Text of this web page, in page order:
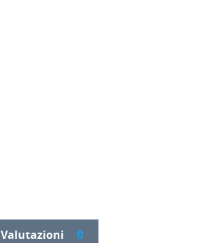
Valutazioni 0